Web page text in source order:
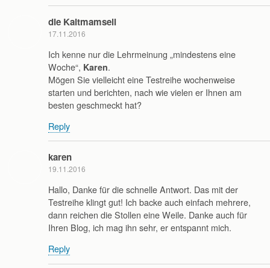
die Kaltmamsell
17.11.2016
Ich kenne nur die Lehrmeinung „mindestens eine
Woche“, Karen.
Mögen Sie vielleicht eine Testreihe wochenweise
starten und berichten, nach wie vielen er Ihnen am
besten geschmeckt hat?
Reply
karen
19.11.2016
Hallo, Danke für die schnelle Antwort. Das mit der
Testreihe klingt gut! Ich backe auch einfach mehrere,
dann reichen die Stollen eine Weile. Danke auch für
Ihren Blog, ich mag ihn sehr, er entspannt mich.
Reply